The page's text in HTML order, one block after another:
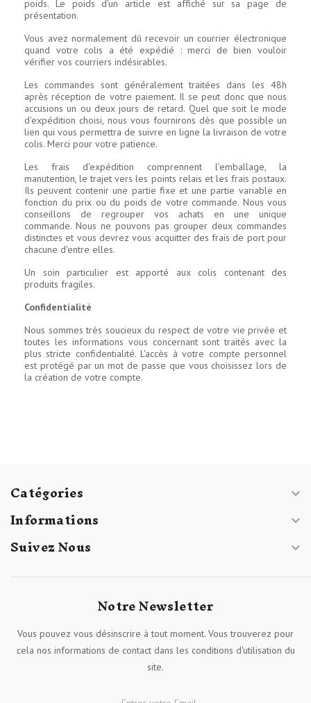
poids. Le poids d'un article est affiché sur sa page de
présentation.
Vous avez normalement dû recevoir un courrier électronique
quand votre colis a été expédié : merci de bien vouloir
vérifier vos courriers indésirables.
Les commandes sont généralement traitées dans les 48h
après réception de votre paiement. Il se peut donc que nous
accusions un ou deux jours de retard. Quel que soit le mode
d'expédition choisi, nous vous fournirons dès que possible un
lien qui vous permettra de suivre en ligne la livraison de votre
colis. Merci pour votre patience.
Les frais d'expédition comprennent l'emballage, la
manutention, le trajet vers les points relais et les frais postaux.
Ils peuvent contenir une partie fixe et une partie variable en
fonction du prix ou du poids de votre commande. Nous vous
conseillons de regrouper vos achats en une unique
commande. Nous ne pouvons pas grouper deux commandes
distinctes et vous devrez vous acquitter des frais de port pour
chacune d'entre elles.
Un soin particulier est apporté aux colis contenant des
produits fragiles.
Confidentialité
Nous sommes très soucieux du respect de votre vie privée et
toutes les informations vous concernant sont traités avec la
plus stricte confidentialité. L'accès à votre compte personnel
est protégé par un mot de passe que vous choisissez lors de
la création de votre compte.
Catégories 
Informations 
Suivez Nous 
Notre Newsletter
Vous pouvez vous désinscrire à tout moment. Vous trouverez pour
cela nos informations de contact dans les conditions d'utilisation du
site.